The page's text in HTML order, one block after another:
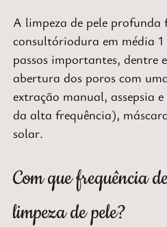
A limpeza de pele profunda
consultóriodura em média 1
passos importantes, dentre
abertura dos poroscom
extração manual, assepsia
da alta frequência),
solar.
Com que frequência
limpeza de pele?